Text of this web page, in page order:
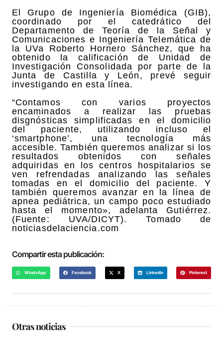
El Grupo de Ingeniería Biomédica (GIB),
coordinado por el catedrático del
Departamento de Teoría de la Señal y
Comunicaciones e Ingeniería Telemática de
la UVa Roberto Hornero Sánchez, que ha
obtenido la calificación de Unidad de
Investigación Consolidada por parte de la
Junta de Castilla y León, prevé seguir
investigando en esta línea.
“Contamos con varios proyectos
encaminados a realizar las pruebas
disgnósticas simplificadas en el domicilio
del paciente, utilizando incluso el
‘smartphone’, una tecnología más
accesible. También queremos analizar si los
resultados obtenidos con señales
adquiridas en los centros hospitalarios se
ven refrendadas analizando las señales
tomadas en el domicilio del paciente. Y
también queremos avanzar en la línea de
apnea pediátrica, un campo poco estudiado
hasta el momento», adelanta Gutiérrez.
(Fuente: UVA/DICYT). Tomado de
noticiasdelaciencia.com
Compartir esta publicación:
WhatsApp Facebook X LinkedIn Pinterest
Otras noticias